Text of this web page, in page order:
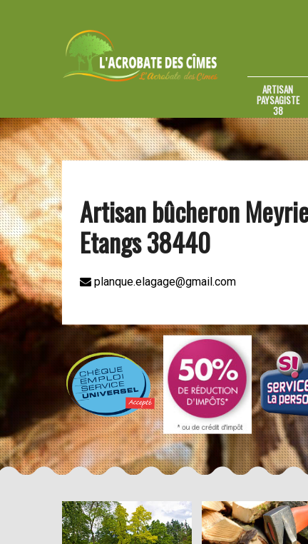
ARTISAN
PAYSAGISTE
38
Artisan bûcheron
Etangs 38440
planque.elagage@gmail.com